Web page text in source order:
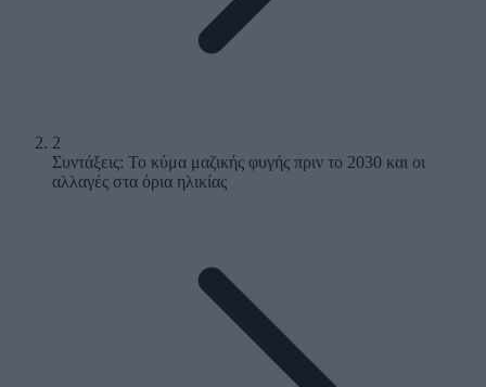
2
Συντάξεις: Το κύμα μαζικής φυγής πριν το 2030 και οι
αλλαγές στα όρια ηλικίας